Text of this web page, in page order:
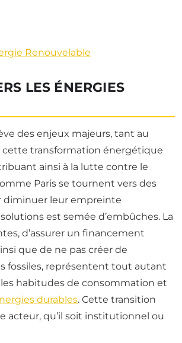
Renouvelable
LES ÉNERGIES
des enjeux majeurs, tant au
cette transformation énergétique
ainsi à la lutte contre le
Paris se tournent vers des
diminuer leur empreinte
est semée d’embûches. La
d’assurer un financement
que de ne pas créer de
fossiles, représentent tout autant
habitudes de consommation et
durables. Cette transition
acteur, qu’il soit institutionnel ou